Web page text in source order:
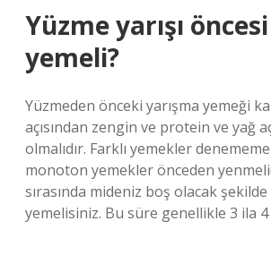
Yüzme yarışı
yemeli?
Yüzmeden önceki yarışma yemeği
açısından zengin ve protein ve yağ
olmalıdır. Farklı yemekler
monoton yemekler önceden
sırasında mideniz boş olacak
yemelisiniz. Bu süre genellikle 3 ila